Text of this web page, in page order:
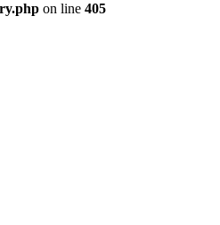
on line 405